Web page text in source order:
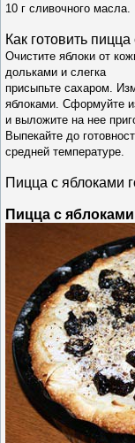
10 г сливочного масла.
Как готовить пицца
Очистите яблоки от
дольками и слегка
присыпьте сахаром.
яблоками. Сформуйте
и выложите на нее
Выпекайте до
средней температуре.
Пицца с яблоками
Пицца с яблоками